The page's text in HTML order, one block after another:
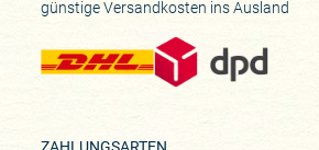
günstige Versandkosten ins Ausland